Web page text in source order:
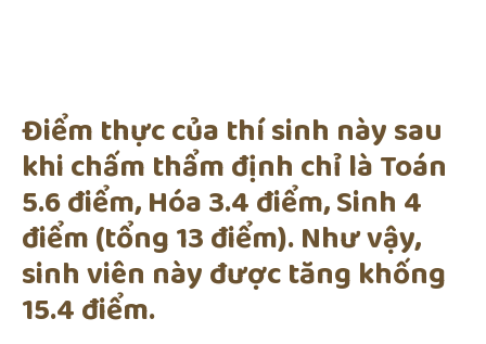
Điểm thực của thí sinh này sau
khi chấm thẩm định chỉ là Toán
5.6 điểm, Hóa 3.4 điểm, Sinh 4
điểm (tổng 13 điểm). Như vậy,
sinh viên này được tăng khống
15.4 điểm.